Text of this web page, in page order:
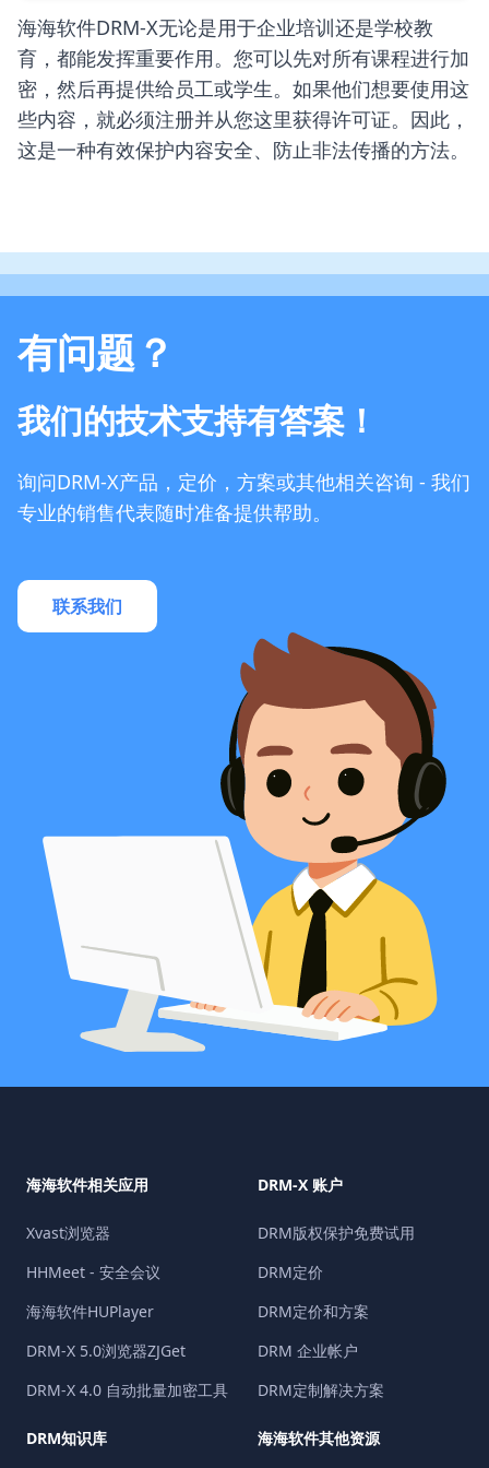
海海软件DRM-X无论是用于企业培训还是学校教
育，都能发挥重要作用。您可以先对所有课程进行加
密，然后再提供给员工或学生。如果他们想要使用这
些内容，就必须注册并从您这里获得许可证。因此，
这是一种有效保护内容安全、防止非法传播的方法。
有问题？
我们的技术支持有答案！
询问DRM-X产品，定价，方案或其他相关咨询 - 我们
专业的销售代表随时准备提供帮助。
联系我们
海海软件相关应用
Xvast浏览器
HHMeet - 安全会议
海海软件HUPlayer
DRM-X 5.0浏览器ZJGet
DRM-X 4.0 自动批量加密工具
DRM-X 账户
DRM版权保护免费试用
DRM定价
DRM定价和方案
DRM 企业帐户
DRM定制解决方案
DRM知识库 海海软件其他资源